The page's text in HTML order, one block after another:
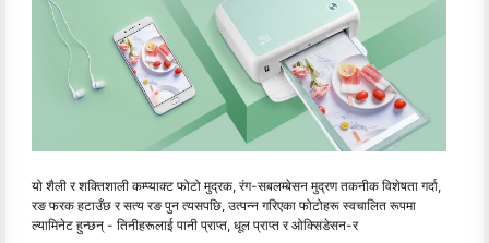
यो शैली र शक्तिशाली कम्प्याक्ट फोटो मुद्रक, रंग-सबलम्बेसन मुद्रण तकनीक विशेषता गर्दा,
रङ फरक हटाउँछ र सत्य रङ पुन त्यसपछि, उत्पन्न गरिएका फोटोहरू स्वचालित रूपमा
ल्यामिनेट हुन्छन् - तिनीहरूलाई पानी प्राप्त, धूल प्राप्त र ओक्सिडेसन-र